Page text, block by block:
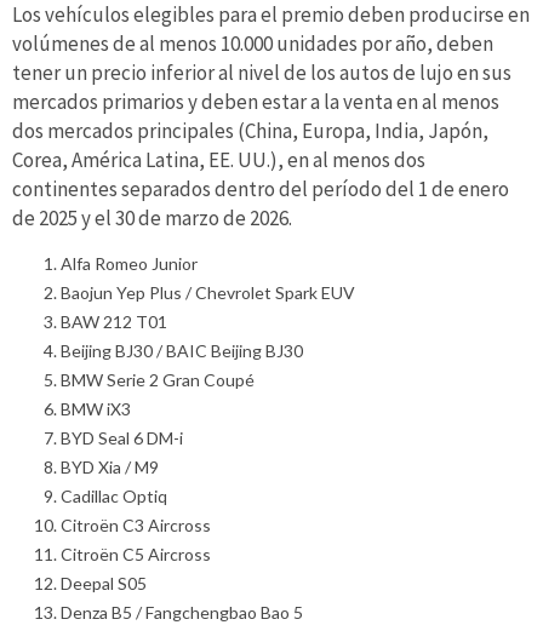
Los vehículos elegibles para el premio deben producirse en
volúmenes de al menos 10.000 unidades por año, deben
tener un precio inferior al nivel de los autos de lujo en sus
mercados primarios y deben estar a la venta en al menos
dos mercados principales (China, Europa, India, Japón,
Corea, América Latina, EE. UU.), en al menos dos
continentes separados dentro del período del 1 de enero
de 2025 y el 30 de marzo de 2026.
Alfa Romeo Junior
Baojun Yep Plus / Chevrolet Spark EUV
BAW 212 T01
Beijing BJ30 / BAIC Beijing BJ30
BMW Serie 2 Gran Coupé
BMW iX3
BYD Seal 6 DM-i
BYD Xia / M9
Cadillac Optiq
Citroën C3 Aircross
Citroën C5 Aircross
Deepal S05
Denza B5 / Fangchengbao Bao 5